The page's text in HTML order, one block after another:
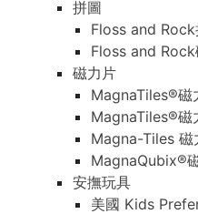
拼圖
Floss and Rock
Floss and
磁力片
MagnaTiles®磁
MagnaTiles®磁
Magna-Tiles 磁
MagnaQubix®
安撫玩具
美國 Kids